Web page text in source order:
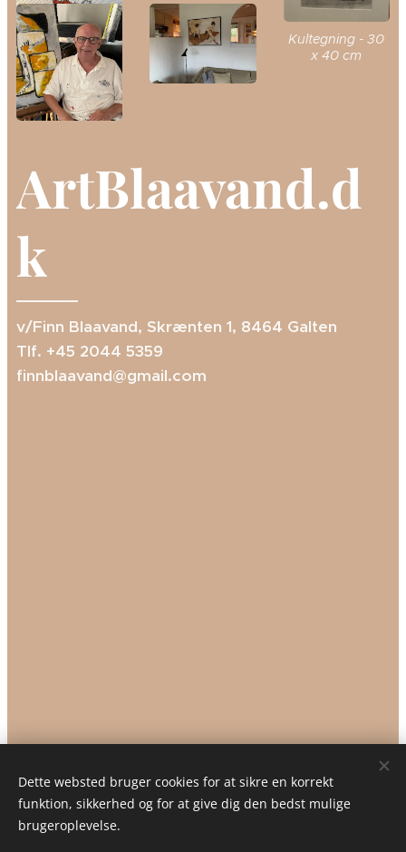
Kultegning - 30
x 40 cm
ArtBlaavand.d
k
v/Finn Blaavand, Skrænten 1, 8464 Galten
Tlf. +45 2044 5359
finnblaavand@gmail.com
Dette websted bruger cookies for at sikre en korrekt
funktion, sikkerhed og for at give dig den bedst mulige
brugeroplevelse.